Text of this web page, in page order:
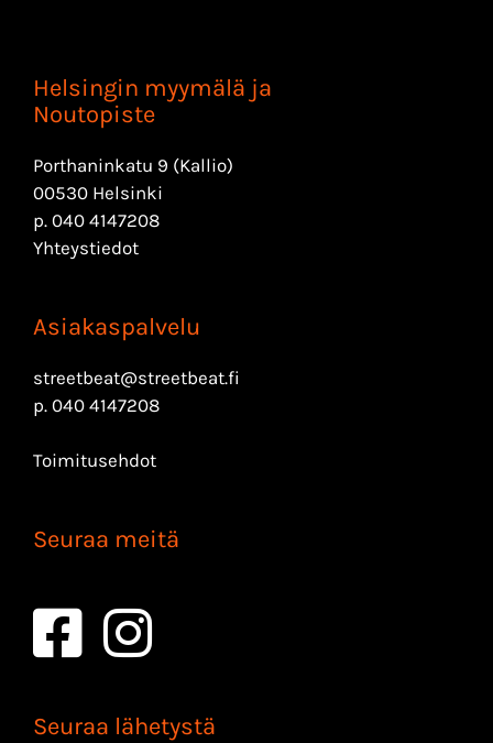
Helsingin myymälä ja
Noutopiste
Porthaninkatu 9 (Kallio)
00530 Helsinki
p. 040 4147208
Yhteystiedot
Asiakaspalvelu
streetbeat@streetbeat.fi
p. 040 4147208
Toimitusehdot
Seuraa meitä
Seuraa lähetystä